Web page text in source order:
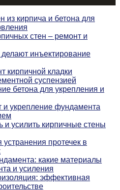
из кирпича и бетона для
стен – ремонт и
делают инъектирование
кирпичной кладки
суспензией
бетона для укрепления и
и укрепление фундамента
и усилить кирпичные стены
протечек в
какие материалы
и усиления
эффективная